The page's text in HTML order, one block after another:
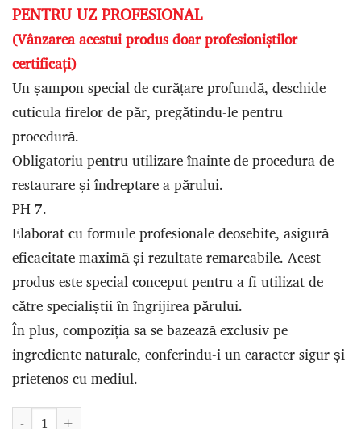
PENTRU UZ PROFESIONAL
(Vânzarea acestui produs doar profesioniștilor
certificați)
Un șampon special de curățare profundă, deschide
cuticula firelor de păr, pregătindu-le pentru
procedură.
Obligatoriu pentru utilizare înainte de procedura de
restaurare și îndreptare a părului.
PH 7.
Elaborat cu formule profesionale deosebite, asigură
eficacitate maximă și rezultate remarcabile. Acest
produs este special conceput pentru a fi utilizat de
către specialiștii în îngrijirea părului.
În plus, compoziția sa se bazează exclusiv pe
ingrediente naturale, conferindu-i un caracter sigur și
prietenos cu mediul.
Cantitate Șampon curățare profundă Cafe Verde 1000 ML